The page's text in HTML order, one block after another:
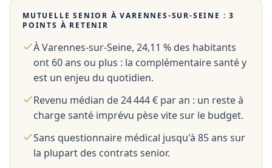
MUTUELLE SENIOR ÀVARENNES-SUR-SEINE : 3
POINTS À RETENIR
À Varennes-sur-Seine, 24,11 % des habitants
ont 60 ans ou plus : la complémentaire santé y
est un enjeu du quotidien.
Revenu médian de 24 444 € par an : un reste à
charge santé imprévu pèse vite sur le budget.
Sans questionnaire médical jusqu'à 85 ans sur
la plupart des contrats senior.